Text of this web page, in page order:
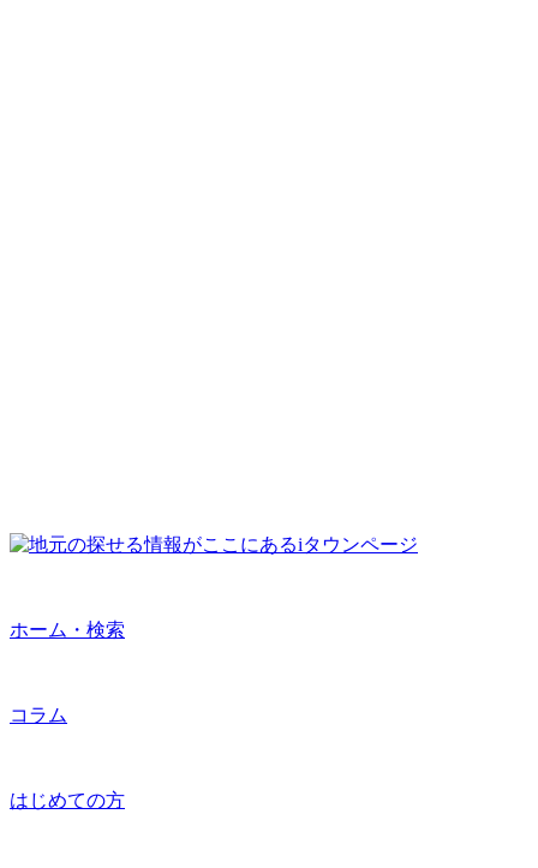
ホーム・検索
コラム
はじめての方